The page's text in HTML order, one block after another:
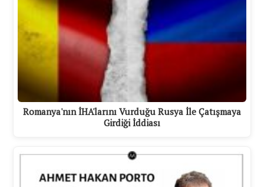
Romanya'nın İHA'larını Vurduğu Rusya İle Çatışmaya
Girdiği İddiası